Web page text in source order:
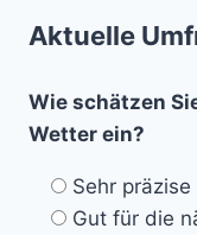
Aktuelle
Wie schätzen
Wetter ein?
Sehr
Gut für die